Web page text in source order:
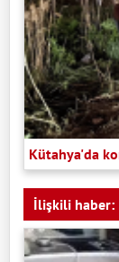
Kütahya'da
İlişkili haber: